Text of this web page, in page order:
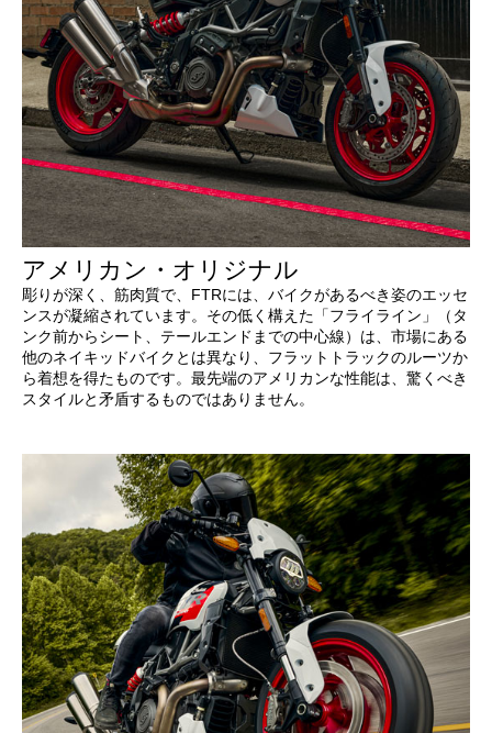
アメリカン・オリジナル
彫りが深く、筋肉質で、FTRには、バイクがあるべき姿のエッセ
ンスが凝縮されています。その低く構えた「フライライン」（タ
ンク前からシート、テールエンドまでの中心線）は、市場にある
他のネイキッドバイクとは異なり、フラットトラックのルーツか
ら着想を得たものです。最先端のアメリカンな性能は、驚くべき
スタイルと矛盾するものではありません。